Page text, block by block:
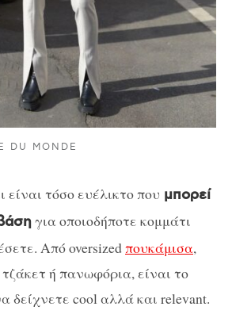
DU MONDE
τόσο ευέλικτο που μπορεί
για οποιοδήποτε κομμάτι
Από oversizedπουκάμισα,
ή πανωφόρια, είναι το
δείχνετε cool αλλά και relevant.